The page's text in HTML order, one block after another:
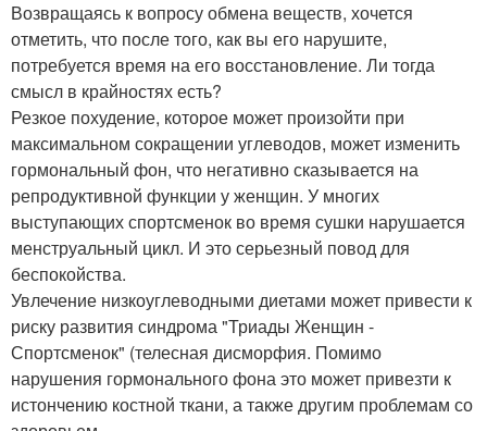
Возвращаясь к вопросу обмена веществ, хочется
отметить, что после того, как вы его нарушите,
потребуется время на его восстановление. Ли тогда
смысл в крайностях есть?
Резкое похудение, которое может произойти при
максимальном сокращении углеводов, может изменить
гормональный фон, что негативно сказывается на
репродуктивной функции у женщин. У многих
выступающих спортсменок во время сушки нарушается
менструальный цикл. И это серьезный повод для
беспокойства.
Увлечение низкоуглеводными диетами может привести к
риску развития синдрома "Триады Женщин -
Спортсменок" (телесная дисморфия. Помимо
нарушения гормонального фона это может привезти к
истончению костной ткани, а также другим проблемам со